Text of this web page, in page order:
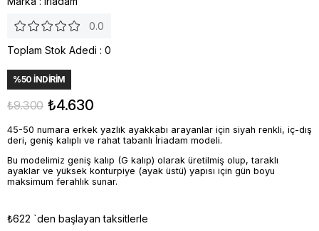
0.0
Toplam Stok Adedi : 0
%50 İNDIRIM
₺9.300 ₺4.630
45-50 numara erkek yazlık ayakkabı arayanlar için siyah renkli, iç-dış
deri, geniş kalıplı ve rahat tabanlı İriadam modeli.
Bu modelimiz geniş kalıp (G kalıp) olarak üretilmiş olup, taraklı
ayaklar ve yüksek konturpiye (ayak üstü) yapısı için gün boyu
maksimum ferahlık sunar.
₺622 `den başlayan taksitlerle